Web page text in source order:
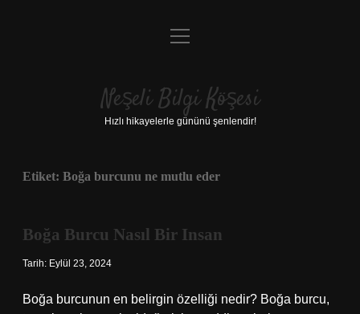
Anasayfa
Yasal Uyarı
menüyü
Neşeli Bilgi Köşesi
Hızlı hikayelerle gününü şenlendir!
Etiket: Boğa burcunu ne mutlu eder
Boğa Burcu Nasıl Bir Insan
Tarih: Eylül 23, 2024
Boğa burcunun en belirgin özelliği nedir? Boğa burcu,